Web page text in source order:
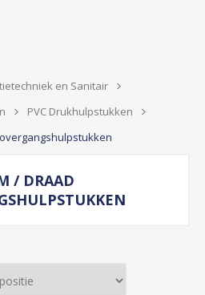
en Sanitair
PVC Drukhulpstukken
/ DRAAD